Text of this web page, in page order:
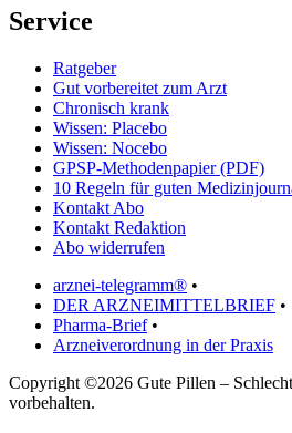
Service
Ratgeber
Gut vorbereitet zum Arzt
Chronisch krank
Wissen: Placebo
Wissen: Nocebo
GPSP-Methodenpapier (PDF)
10 Regeln für guten
Kontakt Abo
Kontakt Redaktion
Abo widerrufen
arznei-telegramm® •
DER ARZNEIMITTELBRIEF •
Pharma-Brief•
Arzneiverordnung in der Praxis
Copyright ©2026 Gute Pillen –
vorbehalten.